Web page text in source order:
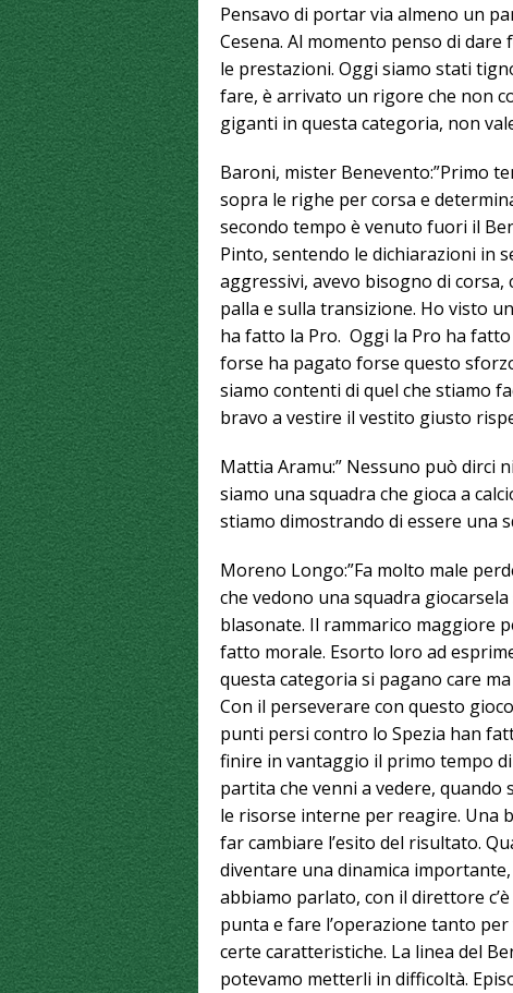
Pensavo di portar via almeno un
Cesena. Al momento penso di dare
le prestazioni. Oggi siamo stati
fare, è arrivato un rigore che non
giganti in questa categoria, non
Baroni, mister Benevento:”Primo
sopra le righe per corsa e
secondo tempo è venuto fuori il
Pinto, sentendo le dichiarazioni in
aggressivi, avevo bisogno di
palla e sulla transizione. Ho visto
ha fatto la Pro. Oggi la Pro ha
forse ha pagato forse questo
siamo contenti di quel che stiamo
bravo a vestire il vestito giusto
Mattia Aramu:” Nessuno può dirci
siamo una squadra che gioca a
stiamo dimostrando di essere una
Moreno Longo:”Fa molto male
che vedono una squadra
blasonate. Il rammarico maggiore
fatto morale. Esorto loro ad
questa categoria si pagano care
Con il perseverare con questo
punti persi contro lo Spezia han
finire in vantaggio il primo tempo
partita che venni a vedere,
le risorse interne per reagire. Una
far cambiare l’esito del risultato.
diventare una dinamica
abbiamo parlato, con il direttore
punta e fare l’operazione tanto
certe caratteristiche. La linea del
potevamo metterli in difficoltà.